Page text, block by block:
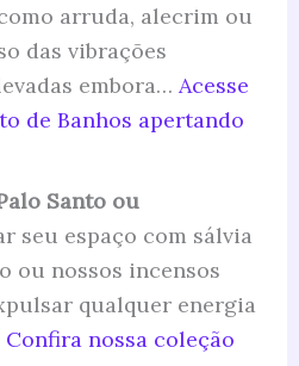
arruda, alecrim ou
das vibrações
embora… Acesse
de Banhos apertando
Santo ou
seu espaço com sálvia
ou nossos incensos
qualquer energia
Confira nossa coleção